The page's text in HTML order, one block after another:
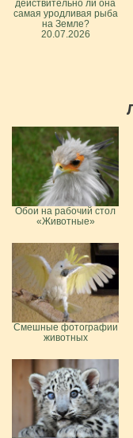
действительно ли она
самая уродливая рыба
на Земле?
20.07.2026
Обои на рабочий стол
«Животные»
Смешные фотографии
животных